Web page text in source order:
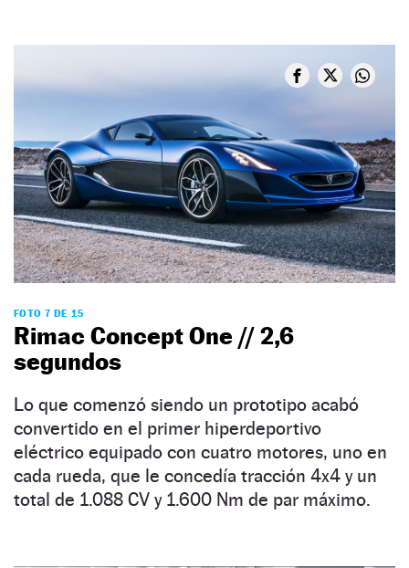
FOTO 7 DE 15
Rimac Concept One // 2,6
segundos
Lo que comenzó siendo un prototipo acabó
convertido en el primer hiperdeportivo
eléctrico equipado con cuatro motores, uno en
cada rueda, que le concedía tracción 4x4 y un
total de 1.088 CV y 1.600 Nm de par máximo.